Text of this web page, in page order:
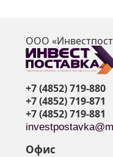
ООО
+7 (4852) 719-880
+7 (4852) 719-871
+7 (4852) 719-881
Офис